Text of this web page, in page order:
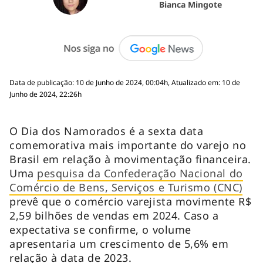
Bianca Mingote
Data de publicação: 10 de Junho de 2024, 00:04h, Atualizado em: 10 de
Junho de 2024, 22:26h
O Dia dos Namorados é a sexta data
comemorativa mais importante do varejo no
Brasil em relação à movimentação financeira.
Uma pesquisa da Confederação Nacional do
Comércio de Bens, Serviços e Turismo (CNC)
prevê que o comércio varejista movimente R$
2,59 bilhões de vendas em 2024. Caso a
expectativa se confirme, o volume
apresentaria um crescimento de 5,6% em
relação à data de 2023.